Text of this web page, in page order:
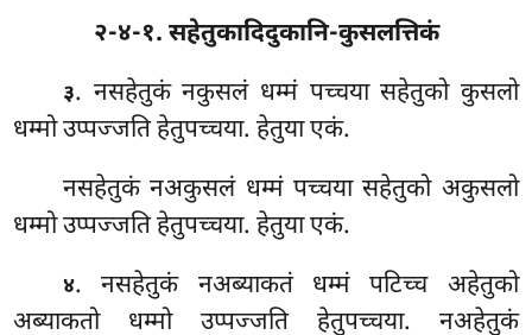
२-४-१. सहेतुकादिदुकानि-कुसलत्तिकं
३. नसहेतुकं नकुसलं धम्मं पच्चया सहेतुको कुसलो
धम्मो उप्पज्जति हेतुपच्चया. हेतुया एकं.
नसहेतुकं नअकुसलं धम्मं पच्चया सहेतुको अकुसलो
धम्मो उप्पज्जति हेतुपच्चया. हेतुया एकं.
४. नसहेतुकं नअब्याकतं धम्मं पटिच्च अहेतुको
अब्याकतो धम्मो उप्पज्जति हेतुपच्चया. नअहेतुकं